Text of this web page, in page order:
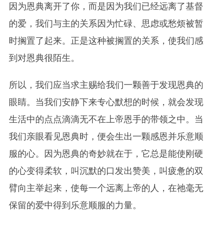
因为恩典离开了你，而是因为我们已经远离了基督
的爱，我们与主的关系因为忙碌、思虑或愁烦被暂
时搁置了起来。正是这种被搁置的关系，使我们感
到对恩典很陌生。
所以，我们应当求主赐给我们一颗善于发现恩典的
眼睛。当我们安静下来专心默想的时候，就会发现
生活中的点点滴滴无不在上帝恩手的带领之中。当
我们亲眼看见恩典时，便会生出一颗感恩并乐意顺
服的心。因为恩典的奇妙就在于，它总是能使刚硬
的心变得柔软，叫沉默的口发出赞美，叫疲惫的双
臂向主举起来，使每一个远离上帝的人，在祂毫无
保留的爱中得到乐意顺服的力量。